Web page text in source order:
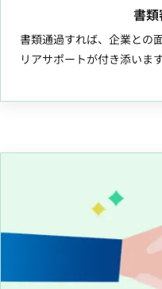
書
書類通過すれば、企業との
リアサポートが付き添います